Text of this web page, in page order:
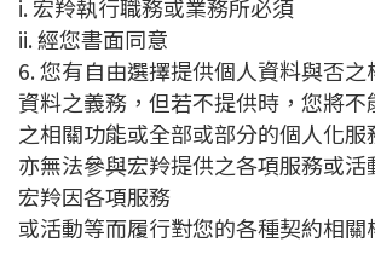
i. 宏羚執行職務或業務所必須
ii. 經您書面同意
6. 您有自由選擇提供個人資料與否
資料之義務，但若不提供時，您將
之相關功能或全部或部分的個人化服
亦無法參與宏羚提供之各項服務或
宏羚因各項服務
或活動等而履行對您的各種契約相關